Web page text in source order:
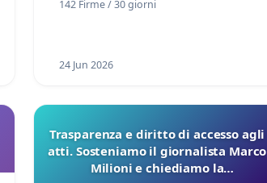
Files
142 Firme / 30 giorni
24 Jun 2026
Trasparenza e diritto di accesso agli
atti. Sosteniamo il giornalista Marco
Milioni e chiediamo la